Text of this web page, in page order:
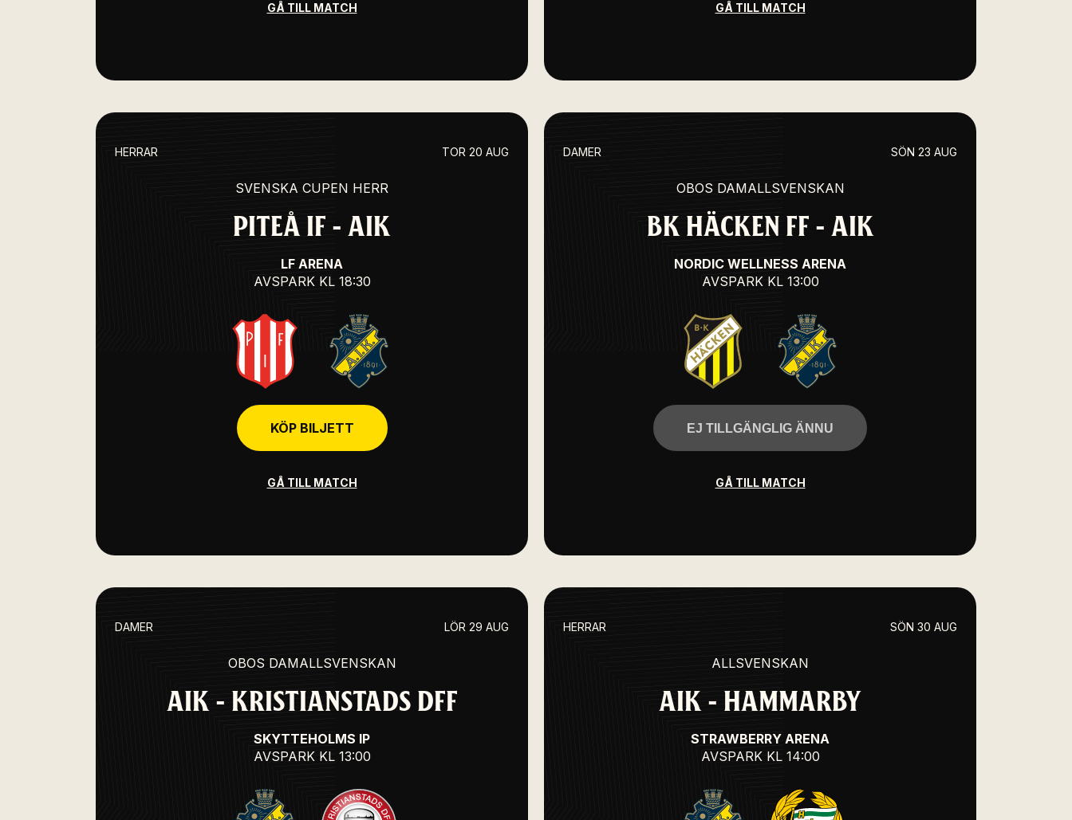
GÅ TILL MATCH GÅ TILL MATCH
HERRAR TOR 20 AUG
SVENSKA CUPEN HERR
PITEÅ IF - AIK
LF ARENA
AVSPARK KL 18:30
KÖP BILJETT
GÅ TILL MATCH
DAMER SÖN 23 AUG
OBOS DAMALLSVENSKAN
BK HÄCKEN FF - AIK
NORDIC WELLNESS ARENA
AVSPARK KL 13:00
EJ TILLGÄNGLIG ÄNNU
GÅ TILL MATCH
DAMER LÖR 29 AUG
OBOS DAMALLSVENSKAN
AIK - KRISTIANSTADS DFF
SKYTTEHOLMS IP
AVSPARK KL 13:00
HERRAR SÖN 30 AUG
ALLSVENSKAN
AIK - HAMMARBY
STRAWBERRY ARENA
AVSPARK KL 14:00